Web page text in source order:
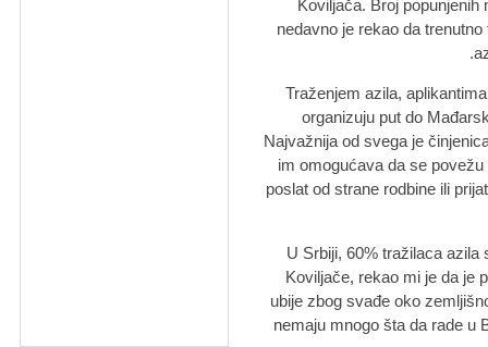
Koviljača. Broj
nedavno je rekao da
Traženjem azila,
organizuju put do
Najvažnija od svega je
im omogućava da se
poslat od strane rodbine ili
U Srbiji, 60% tražilaca azila
Koviljače, rekao mi je da je
ubije zbog svađe oko
nemaju mnogo šta da rade u